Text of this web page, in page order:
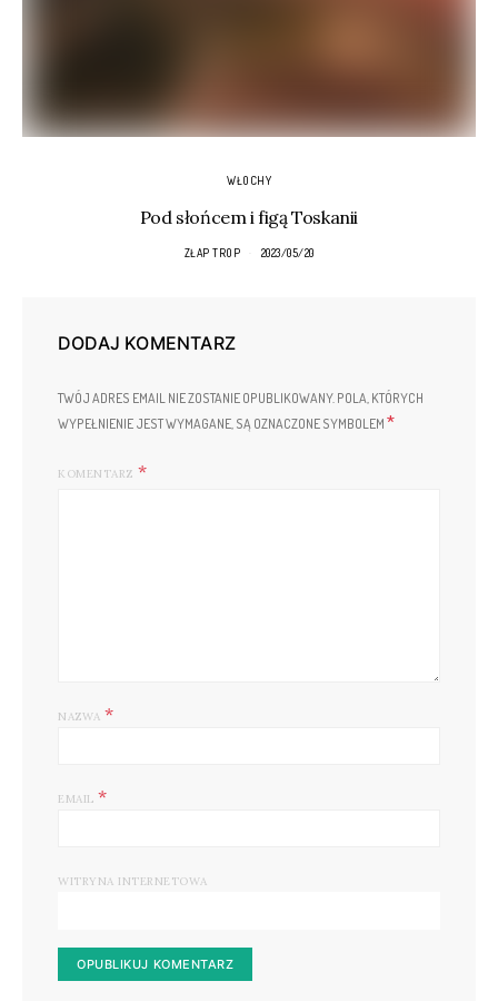
WŁOCHY
Pod słońcem i figą Toskanii
ZŁAP TROP 2023/05/20
DODAJ KOMENTARZ
TWÓJ ADRES EMAIL NIE ZOSTANIE OPUBLIKOWANY. POLA, KTÓRYCH
WYPEŁNIENIE JEST WYMAGANE, SĄ OZNACZONE SYMBOLEM *
KOMENTARZ
NAZWA *
EMAIL *
WITRYNA INTERNETOWA